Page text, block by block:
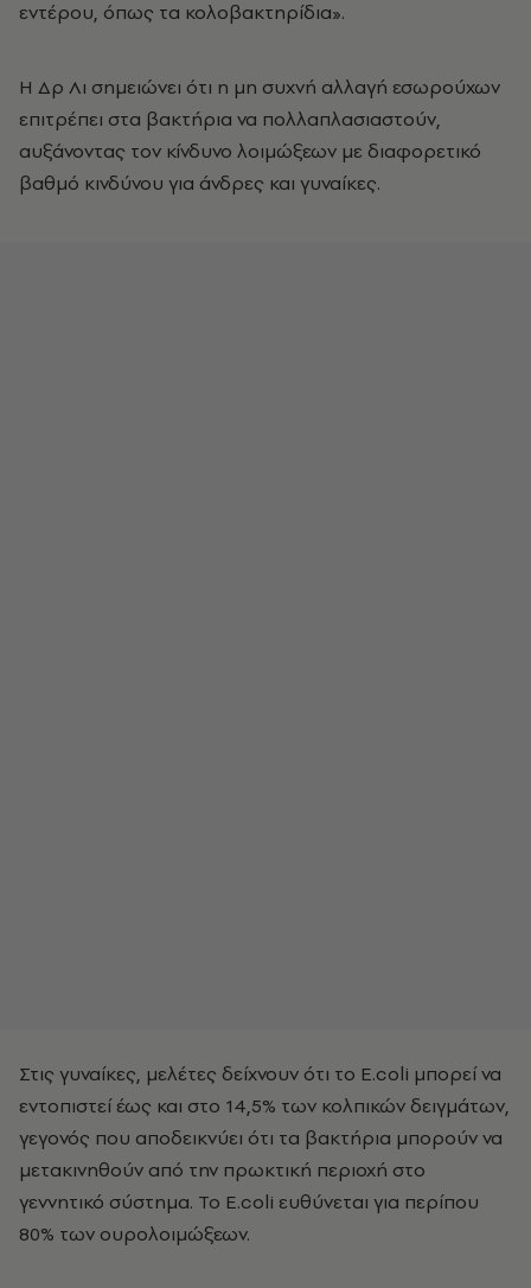
εντέρου, όπως τα κολοβακτηρίδια».
Η Δρ Λι σημειώνει ότι η μη συχνή αλλαγή εσωρούχων
επιτρέπει στα βακτήρια να πολλαπλασιαστούν,
αυξάνοντας τον κίνδυνο λοιμώξεων με διαφορετικό
βαθμό κινδύνου για άνδρες και γυναίκες.
Στις γυναίκες, μελέτες δείχνουν ότι το E.coli μπορεί να
εντοπιστεί έως και στο 14,5% των κολπικών δειγμάτων,
γεγονός που αποδεικνύει ότι τα βακτήρια μπορούν να
μετακινηθούν από την πρωκτική περιοχή στο
γεννητικό σύστημα. Το E.coli ευθύνεται για περίπου
80% των ουρολοιμώξεων.